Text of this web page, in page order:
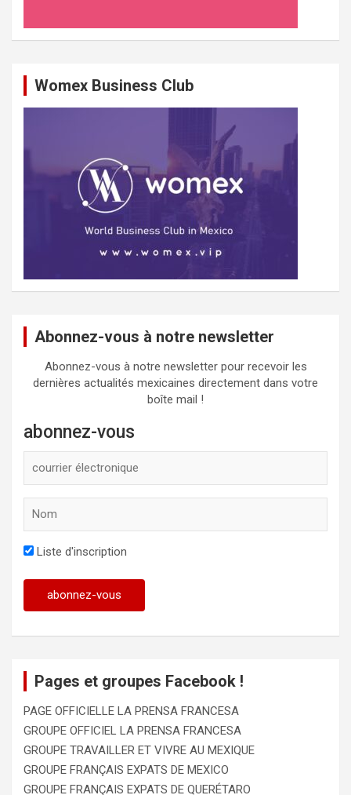
Womex Business Club
Abonnez-vous à notre newsletter
Abonnez-vous à notre newsletter pour recevoir les
dernières actualités mexicaines directement dans votre
boîte mail !
abonnez-vous
Liste d'inscription
Pages et groupes Facebook !
PAGE OFFICIELLE LA PRENSA FRANCESA
GROUPE OFFICIEL LA PRENSA FRANCESA
GROUPE TRAVAILLER ET VIVRE AU MEXIQUE
GROUPE FRANÇAIS EXPATS DE MEXICO
GROUPE FRANÇAIS EXPATS DE QUERÉTARO